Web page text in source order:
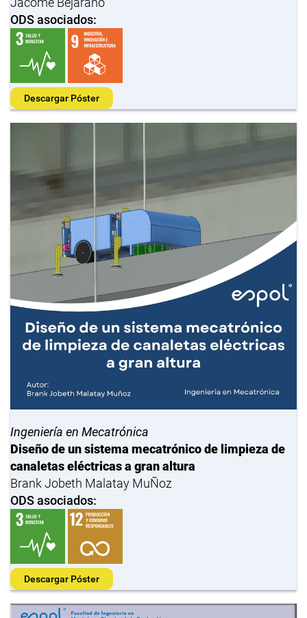
ODS asociados:
Descargar Póster
Ingeniería en Mecatrónica
Diseño de un sistema mecatrónico de limpieza de
canaletas eléctricas a gran altura
Brank Jobeth Malatay MuÑoz
ODS asociados:
Descargar Póster